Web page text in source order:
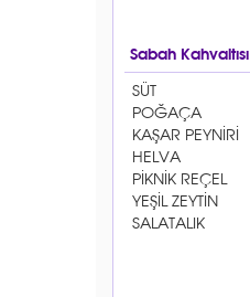
Sabah Kahvaltısı